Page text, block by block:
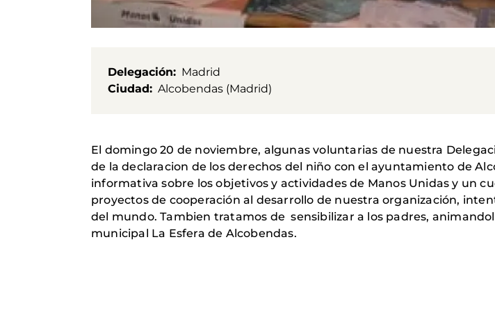
Delegación
Madrid
Ciudad
Alcobendas (Madrid)
El domingo 20 de noviembre, algunas voluntarias de nuestra
de la declaracion de los derechos del niño con el ayuntamiento de
informativa sobre los objetivos y actividades de Manos Unidas y un
proyectos de cooperación al desarrollo de nuestra organización,
del mundo.Tambien tratamos de sensibilizar a los padres,
municipal La Esfera de Alcobendas.